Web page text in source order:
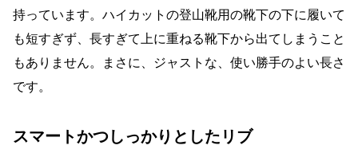
持っています。ハイカットの登山靴用の靴下の下に履いて
も短すぎず、長すぎて上に重ねる靴下から出てしまうこと
もありません。まさに、ジャストな、使い勝手のよい長さ
です。
スマートかつしっかりとしたリブ